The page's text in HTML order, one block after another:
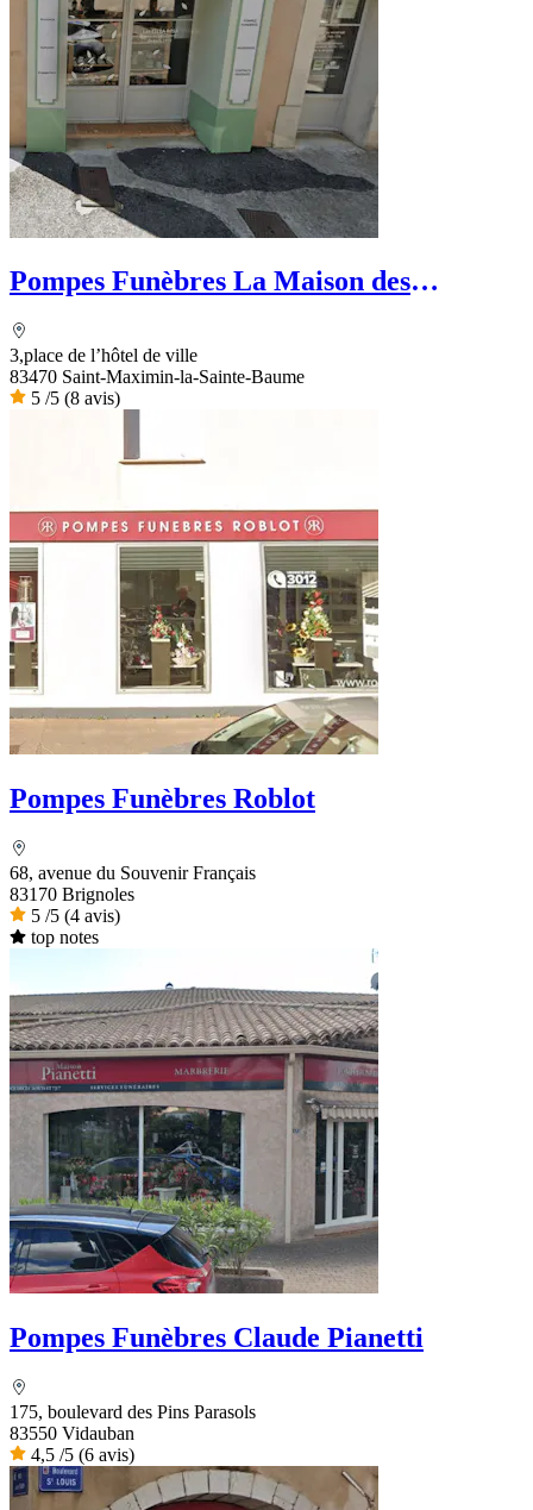
Pompes Funèbres La Maison des
3,place de l’hôtel de ville
83470 Saint-Maximin-la-Sainte-Baume
5 /5 (8 avis)
Pompes Funèbres Roblot
68, avenue du Souvenir Français
83170 Brignoles
5 /5 (4 avis)
top notes
Pompes Funèbres Claude Pianetti
175, boulevard des Pins Parasols
83550 Vidauban
4,5 /5 (6 avis)